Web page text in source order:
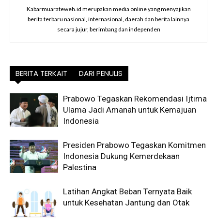
Kabarmuarateweh.id merupakan media online yang menyajikan
berita terbaru nasional, internasional, daerah dan berita lainnya
secara jujur, berimbang dan independen
BERITA TERKAIT DARI PENULIS
Prabowo Tegaskan Rekomendasi Ijtima
Ulama Jadi Amanah untuk Kemajuan
Indonesia
Presiden Prabowo Tegaskan Komitmen
Indonesia Dukung Kemerdekaan
Palestina
Latihan Angkat Beban Ternyata Baik
untuk Kesehatan Jantung dan Otak